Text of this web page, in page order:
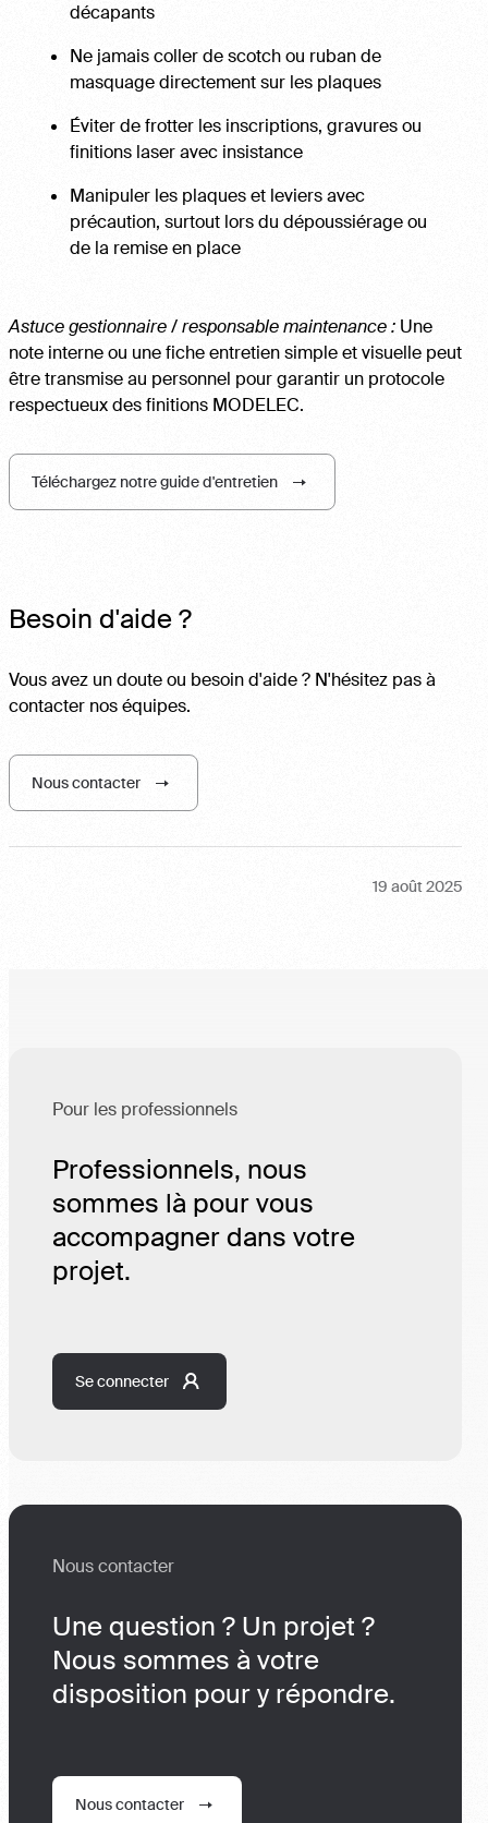
décapants
Ne jamais coller de scotch ou ruban de
masquage directement sur les plaques
Éviter de frotter les inscriptions, gravures ou
finitions laser avec insistance
Manipuler les plaques et leviers avec
précaution, surtout lors du dépoussiérage ou
de la remise en place
Astuce gestionnaire / responsable maintenance : Une
note interne ou une fiche entretien simple et visuelle peut
être transmise au personnel pour garantir un protocole
respectueux des finitions MODELEC.
Téléchargez notre guide d'entretien
Besoin d'aide ?
Vous avez un doute ou besoin d'aide ? N'hésitez pas à
contacter nos équipes.
Nous contacter
19 août 2025
Pour les professionnels
Professionnels, nous
sommes là pour vous
accompagner dans votre
projet.
Se connecter
Nous contacter
Une question ? Un projet ?
Nous sommes à votre
disposition pour y répondre.
Nous contacter